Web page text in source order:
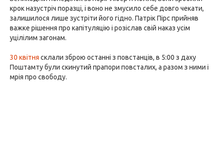
крок назустріч поразці, і воно не змусило себе довго чекати,
залишилося лише зустріти його гідно. Патрік Пірс прийняв
важке рішення про капітуляцію і розіслав свій наказ усім
уцілілим загонам.
30 квітня склали зброю останні з повстанців, в 5:00 з даху
Поштамту були скинутий прапори повсталих, а разом з ними і
мрія про свободу.